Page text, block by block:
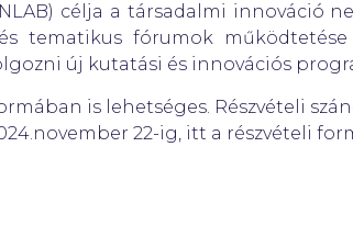
célja a társadalmi innováció
tematikus fórumok
új kutatási és innovációs
is lehetséges. Részvételi
22-ig, itt a részvételi